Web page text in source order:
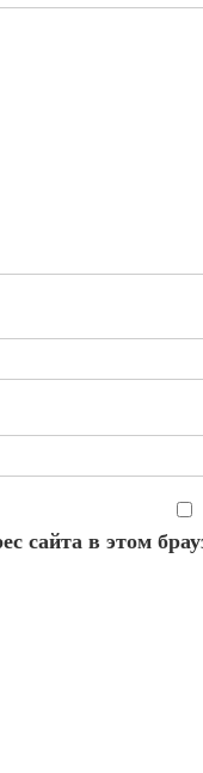
сайта в этом